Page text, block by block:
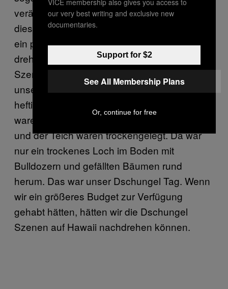
verändern. Ich finde, dass die Energie in
diesem Film fast perfekt ist. Aber ja, es gibt
ein paar Einstellung die wir hätten noch mal
drehen können. Zum Beispiel als wir diese
Szenen im Dschungel hatten, wir kamen zu
unseren Dschungel-Set nachdem es dort
heftig gestürmt hat. Die ganzen Bäume
waren umgeweht und abgeholzt, der Fluss
und der Teich waren trockengelegt. Da war
nur ein trockenes Loch im Boden mit
Bulldozern und gefällten Bäumen rund
herum. Das war unser Dschungel Tag. Wenn
wir ein größeres Budget zur Verfügung
gehabt hätten, hätten wir die Dschungel
Szenen auf Hawaii nachdrehen können.
our very best writing and exclusive new
documentaries.
Support for $2
See All Membership Plans
Or, continue for free